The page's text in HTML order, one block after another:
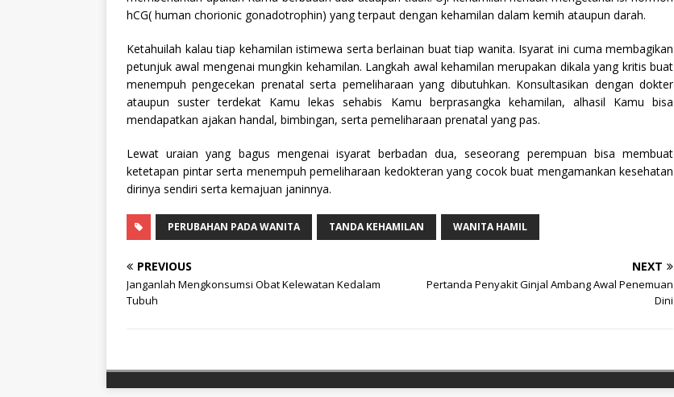
hCG( human chorionic gonadotrophin) yang terpaut dengan kehamilan dalam kemih ataupun darah.
Ketahuilah kalau tiap kehamilan istimewa serta berlainan buat tiap wanita. Isyarat ini cuma membagikan
petunjuk awal mengenai mungkin kehamilan. Langkah awal kehamilan merupakan dikala yang kritis buat
menempuh pengecekan prenatal serta pemeliharaan yang dibutuhkan. Konsultasikan dengan dokter
ataupun suster terdekat Kamu lekas sehabis Kamu berprasangka kehamilan, alhasil Kamu bisa
mendapatkan ajakan handal, bimbingan, serta pemeliharaan prenatal yang pas.
Lewat uraian yang bagus mengenai isyarat berbadan dua, seseorang perempuan bisa membuat
ketetapan pintar serta menempuh pemeliharaan kedokteran yang cocok buat mengamankan kesehatan
dirinya sendiri serta kemajuan janinnya.
PERUBAHAN PADA WANITA TANDA KEHAMILAN WANITA HAMIL
PREVIOUS
Janganlah Mengkonsumsi Obat Kelewatan Kedalam
Tubuh
NEXT
Pertanda Penyakit Ginjal Ambang Awal Penemuan
Dini